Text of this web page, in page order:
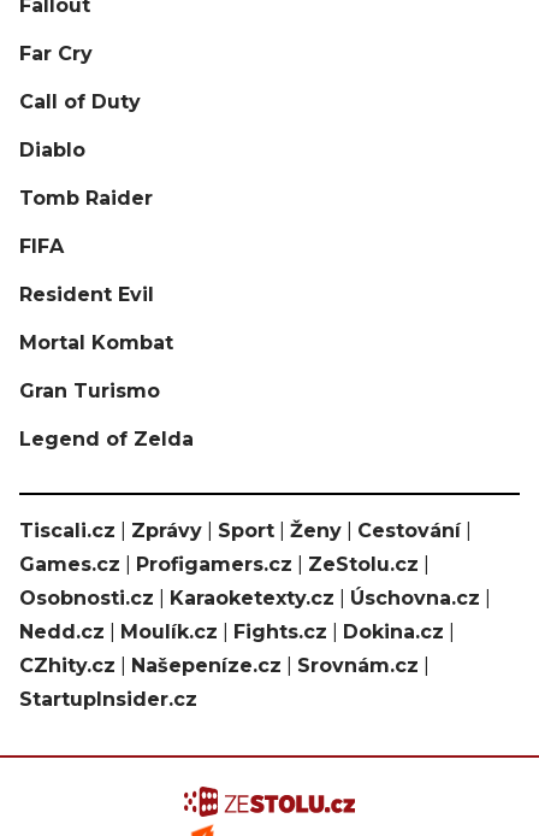
Fallout
Far Cry
Call of Duty
Diablo
Tomb Raider
FIFA
Resident Evil
Mortal Kombat
Gran Turismo
Legend of Zelda
Tiscali.cz Zprávy Sport Ženy Cestování|
Games.cz
Profigamers.cz ZeStolu.cz
Osobnosti.cz
Karaoketexty.cz Úschovna.cz
Nedd.cz
Moulík.cz Fights.cz Dokina.cz
CZhity.cz
Našepeníze.cz Srovnám.cz
StartupInsider.cz